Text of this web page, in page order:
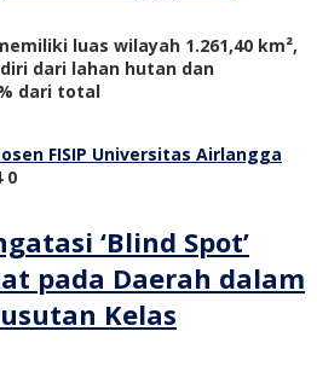
luas wilayah 1.261,40 km²,
dari lahan hutan dan
dari total
0
‘Blind Spot’
pada Daerah dalam
Kelas